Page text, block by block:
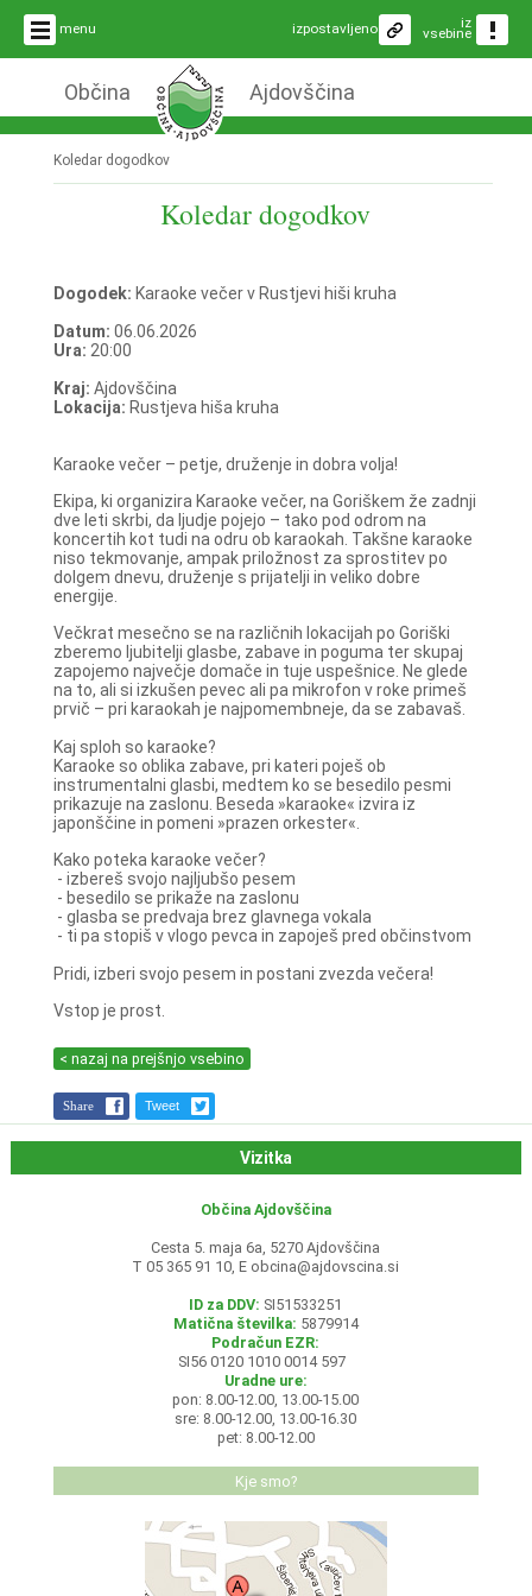
menu iz
vsebine
izpostavljeno
Občina Ajdovščina
Koledar dogodkov
Koledar dogodkov
Dogodek: Karaoke večer v Rustjevi hiši kruha
Datum: 06.06.2026
Ura: 20:00
Kraj: Ajdovščina
Lokacija: Rustjeva hiša kruha
Karaoke večer – petje, druženje in dobra volja!
Ekipa, ki organizira Karaoke večer, na Goriškem že zadnji
dve leti skrbi, da ljudje pojejo – tako pod odrom na
koncertih kot tudi na odru ob karaokah. Takšne karaoke
niso tekmovanje, ampak priložnost za sprostitev po
dolgem dnevu, druženje s prijatelji in veliko dobre
energije.
Večkrat mesečno se na različnih lokacijah po Goriški
zberemo ljubitelji glasbe, zabave in poguma ter skupaj
zapojemo največje domače in tuje uspešnice. Ne glede
na to, ali si izkušen pevec ali pa mikrofon v roke primeš
prvič – pri karaokah je najpomembneje, da se zabavaš.
Kaj sploh so karaoke?
Karaoke so oblika zabave, pri kateri poješ ob
instrumentalni glasbi, medtem ko se besedilo pesmi
prikazuje na zaslonu. Beseda »karaoke« izvira iz
japonščine in pomeni »prazen orkester«.
Kako poteka karaoke večer?
- izbereš svojo najljubšo pesem
- besedilo se prikaže na zaslonu
- glasba se predvaja brez glavnega vokala
- ti pa stopiš v vlogo pevca in zapoješ pred občinstvom
Pridi, izberi svojo pesem in postani zvezda večera!
Vstop je prost.
< nazaj na prejšnjo vsebino
Share Tweet
Vizitka
Občina Ajdovščina
Cesta 5. maja 6a, 5270 Ajdovščina
T 05 365 91 10, E obcina@ajdovscina.si
ID za DDV: SI51533251
Matična številka: 5879914
Podračun EZR:
SI56 0120 1010 0014 597
Uradne ure:
pon: 8.00-12.00, 13.00-15.00
sre: 8.00-12.00, 13.00-16.30
pet: 8.00-12.00
Kje smo?